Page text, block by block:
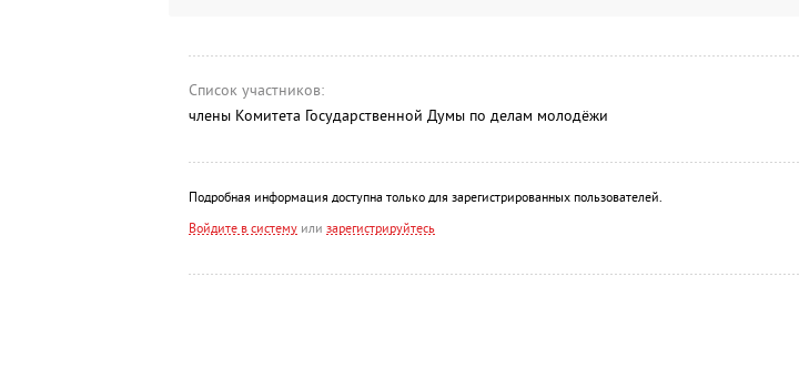
Список участников:
члены Комитета Государственной Думы по делам молодёжи
Подробная информация доступна только для зарегистрированных пользователей.
Войдите в системуили зарегистрируйтесь